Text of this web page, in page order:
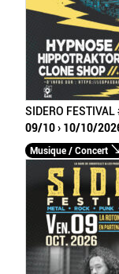
SIDERO FESTIVAL
09/10 › 10/10/
Musique / Concert